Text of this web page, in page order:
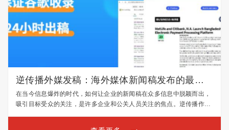
逆传播外媒发稿：海外媒体新闻稿发布的最佳
时间指南
在当今信息爆炸的时代，如何让企业的新闻稿在众多信息中脱颖而出，
吸引目标受众的关注，是许多企业和公关人员关注的焦点。逆传播作为